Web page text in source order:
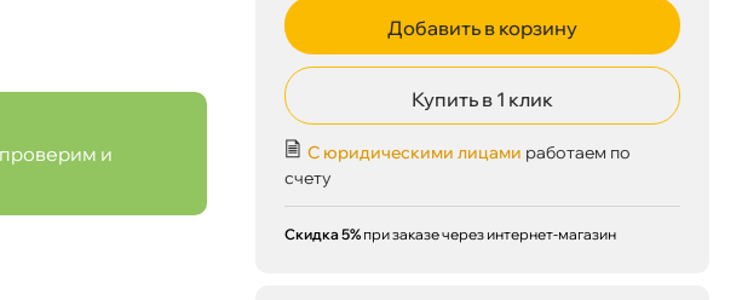
и
Добавить в корзину
Купить в 1 клик
С юридическими лицами работаем по
счету
Скидка 5% при заказе через интернет-магазин